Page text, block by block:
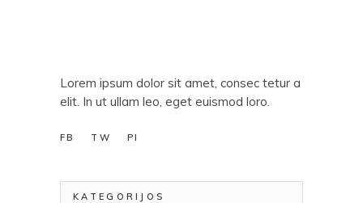
Lorem ipsum dolor sit amet, consec tetur a
elit. In ut ullam leo, eget euismod loro.
FB TW PI
KATEGORIJOS